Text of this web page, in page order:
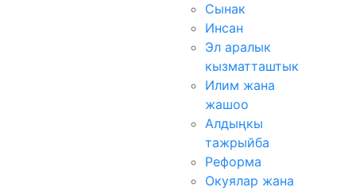
Сынак
Инсан
Эл аралык
кызматташтык
Илим жана
жашоо
Алдыңкы
тажрыйба
Реформа
Окуялар жана